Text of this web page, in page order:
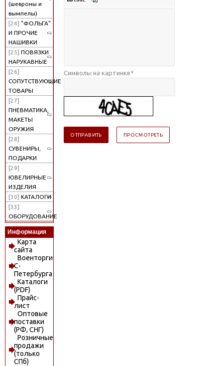
(шевроны и
вымпелы)
[24] "ФОЛЬГА"
И ПРОЧИЕ
НАШИВКИ
[25] ПОВЯЗКИ
НАРУКАВНЫЕ
[26]
СОПУТСТВУЮЩИЕ
ТОВАРЫ
[27]
ПНЕВМАТИКА,
МАКЕТЫ
ОРУЖИЯ
[28]
СУВЕНИРЫ,
ПОДАРКИ
[29]
ЮВЕЛИРНЫЕ
ИЗДЕЛИЯ
[30] КАТАЛОГИ
[33]
ОБОРУДОВАНИЕ
Информация
Карта
сайта
Военторги
С-
Петербурга
Каталоги
(PDF)
Прайс-
лист
Оптовые
поставки
(РФ, СНГ)
Розничные
продажи
(только
СПб)
Символы на картинке*